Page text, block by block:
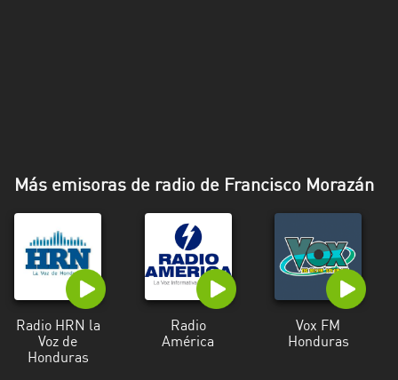
Más emisoras de radio de Francisco Morazán
Radio HRN la
Voz de
Honduras
Radio
América
Vox FM
Honduras